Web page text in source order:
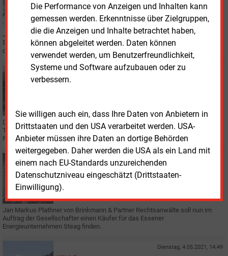
Die Performance von Anzeigen und Inhalten kann
gemessen werden. Erkenntnisse über Zielgruppen,
die die Anzeigen und Inhalte betrachtet haben,
können abgeleitet werden. Daten können
verwendet werden, um Benutzerfreundlichkeit,
Systeme und Software aufzubauen oder zu
verbessern.
Sie willigen auch ein, dass Ihre Daten von Anbietern in
Drittstaaten und den USA verarbeitet werden. USA-
Anbieter müssen ihre Daten an dortige Behörden
weitergegeben. Daher werden die USA als ein Land mit
einem nach EU-Standards unzureichenden
Datenschutzniveau eingeschätzt (Drittstaaten-
Einwilligung).
Neuer Chef bei Steag-Treuhänder
Jan Markus Plathner hat nun offiziell die Geschäftsführung der Kommunalen
Beteiligungsgesellschaft GmbH (KSBG) übernommen. Sie ist Eigentümerin
der Steag.
Donnerstag, 16.09.2021, 12:33
PERSONALIE
Der Energiekonzern Steag erweitert den Verantwortungsbereich seines Chief
Transformation Officer um den Finanzbereich. Dr. Heiko Sanders, bisheriger
Finanzgeschäftsführer, scheidet aus.
Mittwoch, 1.09.2021, 13:41
Anwalt soll nun die Steag verkaufen
Jan Markus Plathner von Brinkmann & Partner Rechtsanwälte soll nun im
Auftrag der Gesellschafter einen Käufer für das Essener
Energieunternehmen Steag finden.
Dienstag, 4.05.2021, 14:49